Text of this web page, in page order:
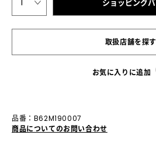
1 ショッピング
取扱店舗を探す
お気に入りに追加
品番：B62M190007
商品についてのお問い合わせ